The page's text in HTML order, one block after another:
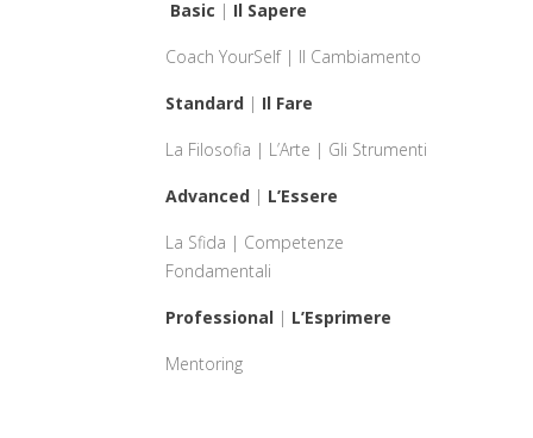
Basic | Il Sapere
Coach YourSelf | Il Cambiamento
Standard | Il Fare
La Filosofia | L’Arte | Gli Strumenti
Advanced | L’Essere
La Sfida | Competenze
Fondamentali
Professional | L’Esprimere
Mentoring